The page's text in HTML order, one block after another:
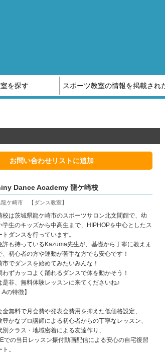
を探す スポーツ教室の情報を掲載され
お問い合わせリストに追加
Dance Academy 龍ケ崎校
龍ケ崎市 【ダンス教室】
校は茨城県龍ケ崎市のスポーツサロン北文間館で、幼
学生のキッズから中高生まで、HIPHOPを中心としたス
トダンスを行っています。
許も持っているKazuma先生が、基礎から丁寧に教えま
、初心者の方や運動が苦手な方でも安心です！
市でダンスを始めてみたいみんな！
わずカッコよく踊れるダンスで体を動かそう！
是非、無料体験レッスンに来てくださいね♪
の特徴】
無料で月会費や発表会費用を抑えた低価格設定、
かなプロ講師による初心者からの丁寧なレッスン、
クラス・地域密着による友達作り、
での当日レッスン振付動画配信による安心の自宅復習
。